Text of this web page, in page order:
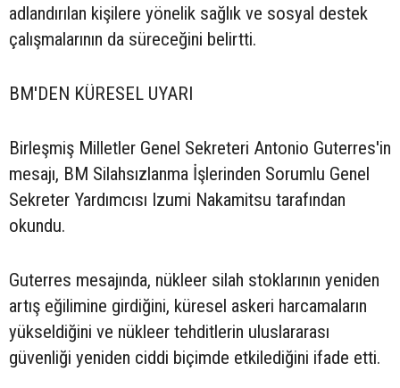
adlandırılan kişilere yönelik sağlık ve sosyal destek
çalışmalarının da süreceğini belirtti.
BM'DEN KÜRESEL UYARI
Birleşmiş Milletler Genel Sekreteri Antonio Guterres'in
mesajı, BM Silahsızlanma İşlerinden Sorumlu Genel
Sekreter Yardımcısı Izumi Nakamitsu tarafından
okundu.
Guterres mesajında, nükleer silah stoklarının yeniden
artış eğilimine girdiğini, küresel askeri harcamaların
yükseldiğini ve nükleer tehditlerin uluslararası
güvenliği yeniden ciddi biçimde etkilediğini ifade etti.